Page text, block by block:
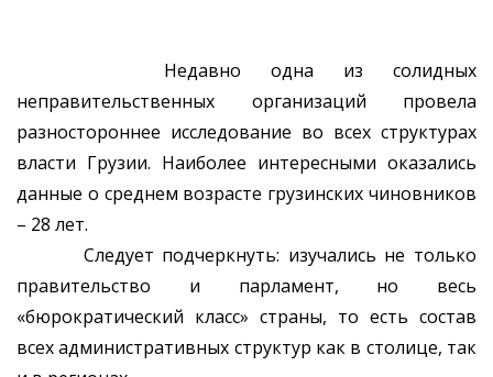
Недавно одна из солидных
неправительственных организаций провела
разностороннее исследование во всех структурах
власти Грузии. Наиболее интересными оказались
данные о среднем возрасте грузинских чиновников
– 28 лет.
Следует подчеркнуть: изучались не только
правительство и парламент, но весь
«бюрократический класс» страны, то есть состав
всех административных структур как в столице, так